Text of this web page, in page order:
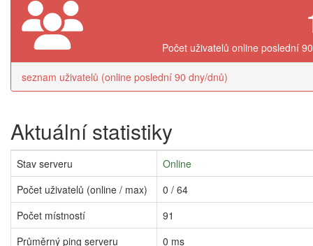
Počet uživatelů online poslední
seznam uživatelů (online poslední 90 dny/dnů)
Aktuální statistiky
Stav serveru
Online
Počet uživatelů (online / max)
0 / 64
Počet místností
91
Průměrný ping serveru
0 ms